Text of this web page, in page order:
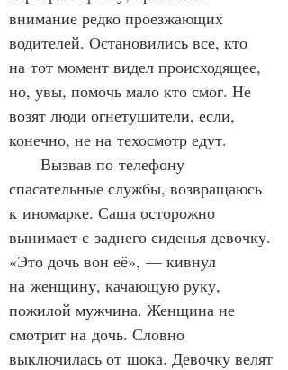
внимание редко проезжающих
водителей. Остановились все, кто
на тот момент видел происходящее,
но, увы, помочь мало кто смог. Не
возят люди огнетушители, если,
конечно, не на техосмотр едут.
Вызвав по телефону
спасательные службы, возвращаюсь
к иномарке. Саша осторожно
вынимает с заднего сиденья девочку.
«Это дочь вон её», — кивнул
на женщину, качающую руку,
пожилой мужчина. Женщина не
смотрит на дочь. Словно
выключилась от шока. Девочку велят